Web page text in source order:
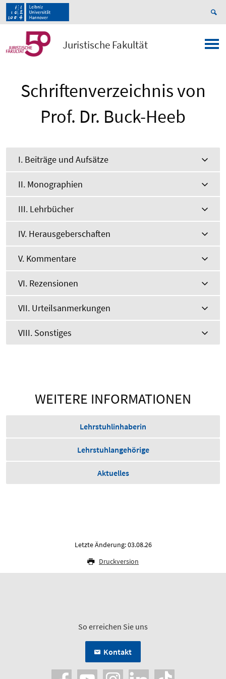
Juristische Fakultät
Schriftenverzeichnis von
Prof. Dr. Buck-Heeb
I. Beiträge und Aufsätze
II. Monographien
III. Lehrbücher
IV. Herausgeberschaften
V. Kommentare
VI. Rezensionen
VII. Urteilsanmerkungen
VIII. Sonstiges
WEITERE INFORMATIONEN
Lehrstuhlinhaberin
Lehrstuhlangehörige
Aktuelles
Letzte Änderung: 03.08.26
Druckversion
So erreichen Sie uns
Kontakt